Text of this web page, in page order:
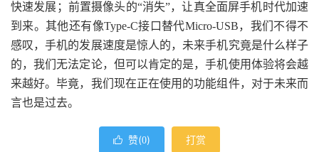
快速发展；前置摄像头的“消失”，让真全面屏手机时代加速
到来。其他还有像Type-C接口替代Micro-USB，我们不得不
感叹，手机的发展速度是惊人的，未来手机究竟是什么样子
的，我们无法定论，但可以肯定的是，手机使用体验将会越
来越好。毕竟，我们现在正在使用的功能组件，对于未来而
言也是过去。
 赞(0) 打赏